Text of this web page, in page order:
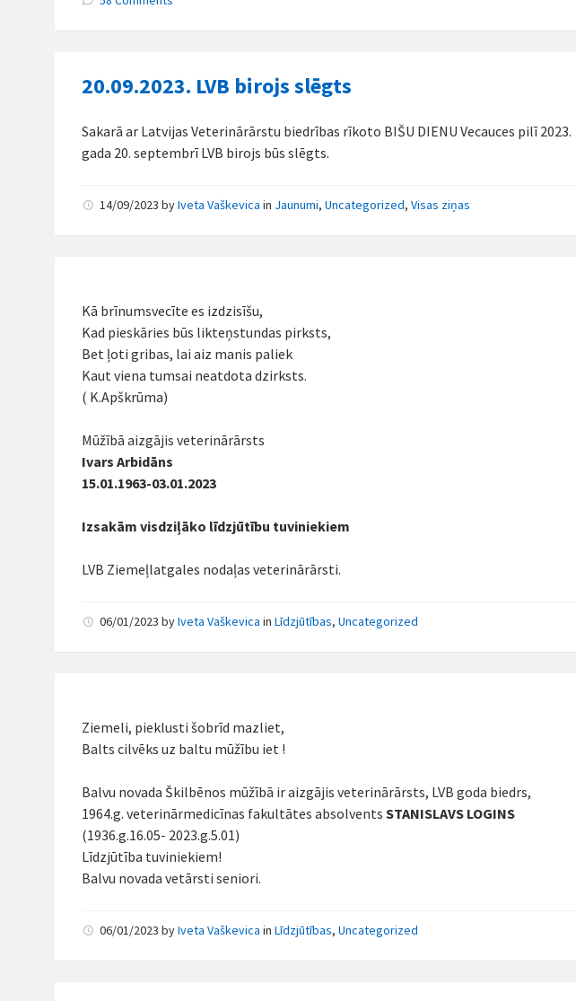
20.09.2023. LVB birojs slēgts
Sakarā ar Latvijas Veterinārārstu biedrības rīkoto BIŠU DIENU Vecauces pilī 2023.
gada 20. septembrī LVB birojs būs slēgts.
14/09/2023byIveta Vaškevica in Jaunumi,Uncategorized,Visas ziņas
Kā brīnumsvecīte es izdzisīšu,
Kad pieskāries būs likteņstundas pirksts,
Bet ļoti gribas, lai aiz manis paliek
Kaut viena tumsai neatdota dzirksts.
( K.Apškrūma)
Mūžībā aizgājis veterinārārsts
Ivars Arbidāns
15.01.1963-03.01.2023
Izsakām visdziļāko līdzjūtību tuviniekiem
LVB Ziemeļlatgales nodaļas veterinārārsti.
06/01/2023byIveta Vaškevica inLīdzjūtības,Uncategorized
Ziemeli, pieklusti šobrīd mazliet,
Balts cilvēks uz baltu mūžību iet !
Balvu novada Škilbēnos mūžībā ir aizgājis veterinārārsts, LVB goda biedrs,
1964.g. veterinārmedicīnas fakultātes absolventsSTANISLAVS LOGINS
(1936.g.16.05- 2023.g.5.01)
Līdzjūtība tuviniekiem!
Balvu novada vetārsti seniori.
06/01/2023byIveta Vaškevica inLīdzjūtības,Uncategorized